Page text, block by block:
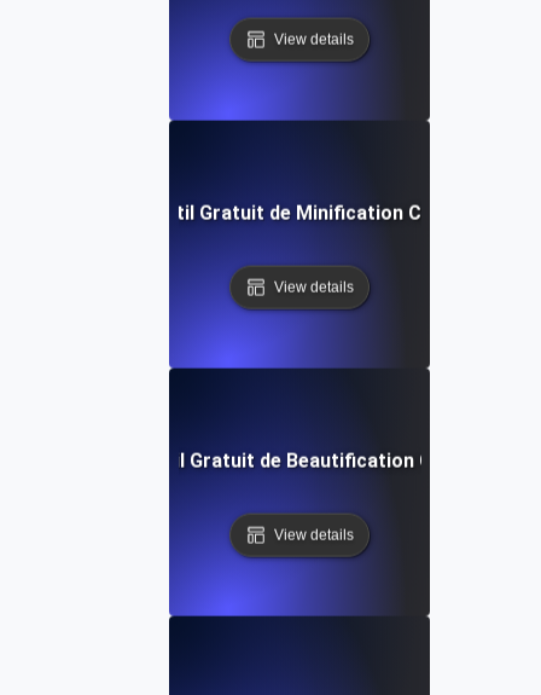
View details
Outil Gratuit de Minification CSS
View details
Outil Gratuit de Beautification CSS
View details